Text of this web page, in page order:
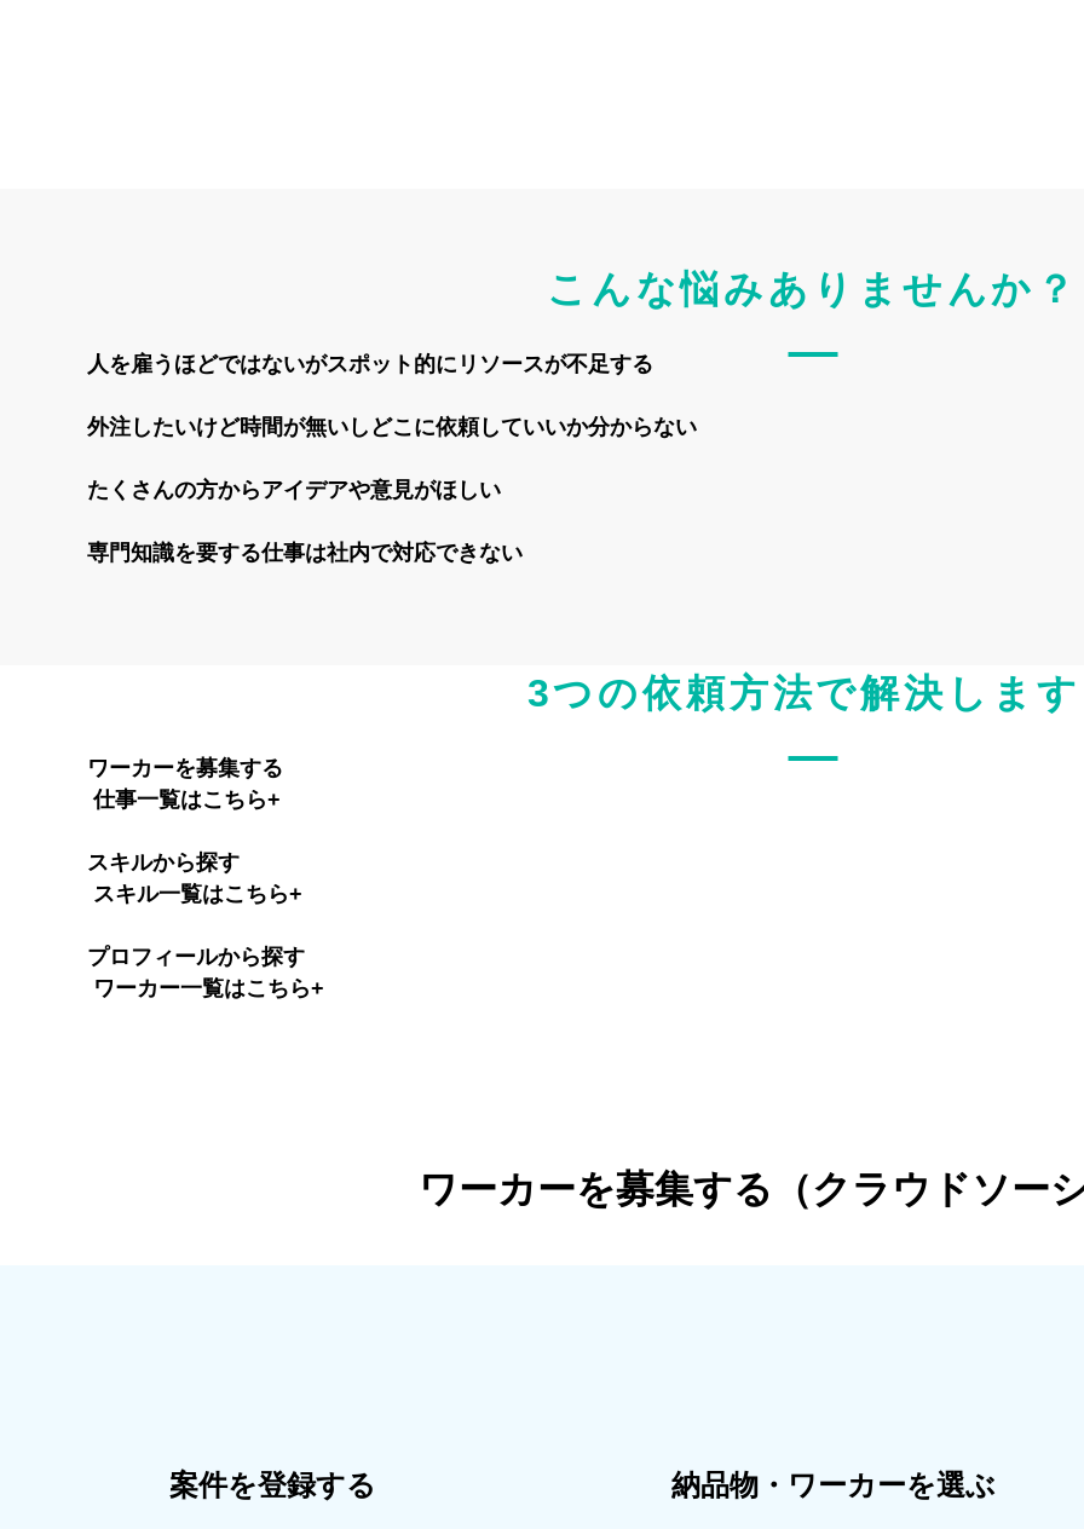
こんな悩みありませんか？
⼈を雇うほどではないがスポット的にリソースが不⾜する
外注したいけど時間が無いしどこに依頼していいか分からない
たくさんの⽅からアイデアや意⾒がほしい
専門知識を要する仕事は社内で対応できない
3つの依頼⽅法で解決しま
ワーカーを募集する
仕事⼀覧はこちら+
スキルから探す
スキル⼀覧はこちら+
プロフィールから探す
ワーカー⼀覧はこちら+
ワーカーを募集する （クラウドソー
案件を登録する 納品物・ワーカーを選ぶ